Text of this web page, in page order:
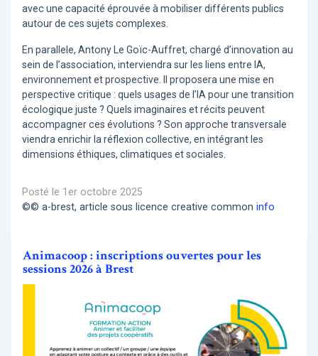
avec une capacité éprouvée à mobiliser différents publics
autour de ces sujets complexes.
En parallele, Antony Le Goïc-Auffret, chargé d’innovation au
sein de l’association, interviendra sur les liens entre IA,
environnement et prospective. Il proposera une mise en
perspective critique : quels usages de l’IA pour une transition
écologique juste ? Quels imaginaires et récits peuvent
accompagner ces évolutions ? Son approche transversale
viendra enrichir la réflexion collective, en intégrant les
dimensions éthiques, climatiques et sociales.
Posté le 1er octobre 2025
©© a-brest, article sous licence creative common info
Animacoop : inscriptions ouvertes pour les
sessions 2026 à Brest